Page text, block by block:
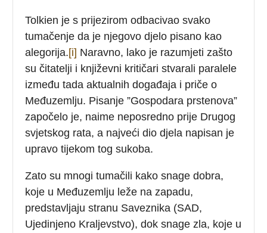
Tolkien je s prijezirom odbacivao svako
tumačenje da je njegovo djelo pisano kao
alegorija.[i] Naravno, lako je razumjeti zašto
su čitatelji i književni kritičari stvarali paralele
između tada aktualnih događaja i priče o
Međuzemlju. Pisanje ”Gospodara prstenova”
započelo je, naime neposredno prije Drugog
svjetskog rata, a najveći dio djela napisan je
upravo tijekom tog sukoba.
Zato su mnogi tumačili kako snage dobra,
koje u Međuzemlju leže na zapadu,
predstavljaju stranu Saveznika (SAD,
Ujedinjeno Kraljevstvo), dok snage zla, koje u